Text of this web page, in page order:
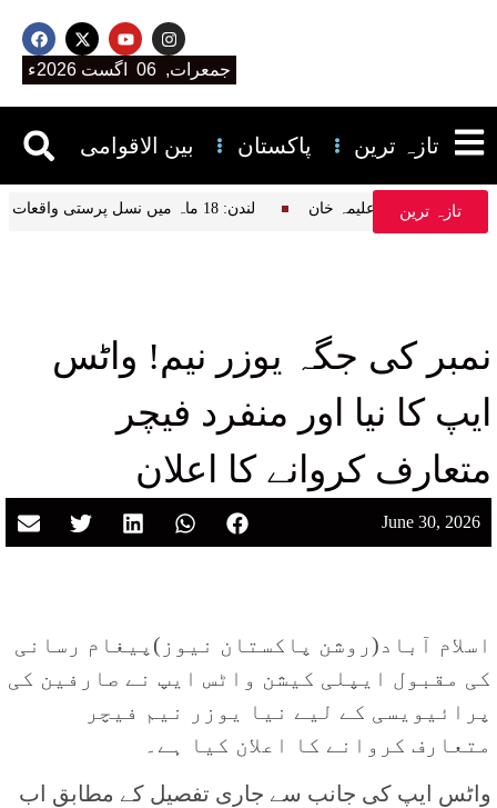
جمعرات, 06 اگست 2026ء
بین الاقوامی پاکستان تازہ ترین
تازہ ترین لندن: 18 ماہ میں نسل پرستی واقعات میں نمایاں اضافہ، نیشنل ہیلتھ سروس کا انکشاف قرآن پڑھتے ہیں، علیمہ خان
نمبر کی جگہ یوزر نیم! واٹس
ایپ کا نیا اور منفرد فیچر
متعارف کروانے کا اعلان
June 30, 2026
اسلام آباد(روشن پاکستان نیوز)پیغام رسانی
کی مقبول ایپلی کیشن واٹس ایپ نے صارفین کی
پرائیویسی کے لیے نیا یوزر نیم فیچر
متعارف کروانے کا اعلان کیا ہے۔
واٹس ایپ کی جانب سے جاری تفصیل کے مطابق اب